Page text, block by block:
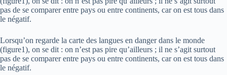
pas de se comparer entre pays ou entre continents, car on est tous dans
le négatif.
Lorsqu’on regarde la carte des langues en danger dans le monde
(figure1), on se dit : on n’est pas pire qu’ailleurs ; il ne s’agit surtout
pas de se comparer entre pays ou entre continents, car on est tous dans
le négatif.